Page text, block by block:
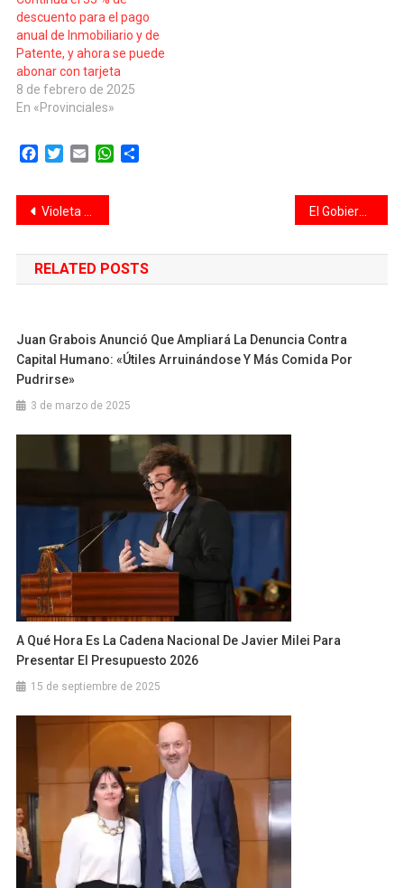
descuento para el pago
anual de Inmobiliario y de
Patente, y ahora se puede
abonar con tarjeta
8 de febrero de 2025
En «Provinciales»
Facebook
TwitterEmail WhatsApp
Navegación
de
entradas
Violeta Quiroz repudió fuertemente los dichos de Milei sobre Raúl Alfonsín
RELATED POSTS
Juan Grabois Anunció Que Ampliará La Denuncia Contra
Capital Humano: «Útiles Arruinándose Y Más Comida Por
Pudrirse»
3 de marzo de 2025
A Qué Hora Es La Cadena Nacional De Javier Milei Para
Presentar El Presupuesto 2026
15 de septiembre de 2025